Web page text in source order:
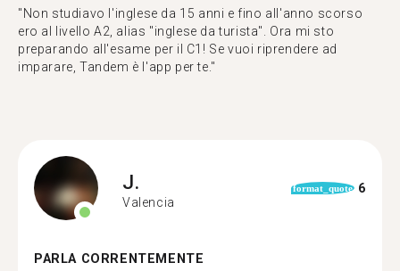
"Non studiavo l'inglese da 15 anni e fino all'anno scorso
ero al livello A2, alias "inglese da turista". Ora mi sto
preparando all'esame per il C1! Se vuoi riprendere ad
imparare, Tandem è l'app per te."
J.
Valencia
format_quote 6
PARLA CORRENTEMENTE